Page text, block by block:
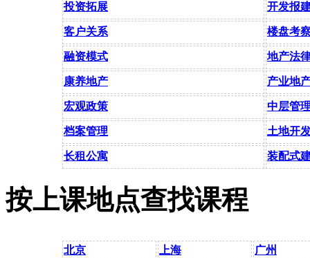
投资拓展 开发报
客户关系 楼盘考
融资模式 地产法
康养地产 产业地
宏观政策 中层管
档案管理 土地开
长租公寓 装配式
按上课地点查找课程
北京 上海
广州